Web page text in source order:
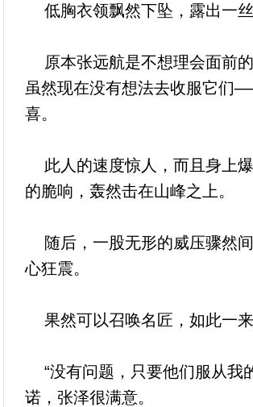
低胸衣领飘然下坠，露出一丝
原本张远航是不想理会面前的
虽然现在没有想法去收服它们
喜。
此人的速度惊人，而且身上
的脆响，轰然击在山峰之上。
随后，一股无形的威压骤然
心狂震。
果然可以召唤名匠，如此一来
“没有问题，只要他们服从我
诺，张泽很满意。